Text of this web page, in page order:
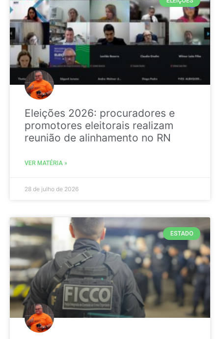
Eleições 2026: procuradores e
promotores eleitorais realizam
reunião de alinhamento no RN
VER MATÉRIA »
28 de julho de 2026
ESTADO